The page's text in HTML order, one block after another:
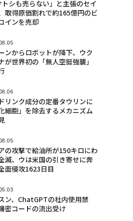
トシも売らない」と主張のセイ
取得原価割れで約165億円のビ
インを売却
ンからロボットが降下、ウク
が世界初の「無人空挺強襲」
リンク成分の定番タウリンに
化細胞」を除去するメカニズム
の攻撃で給油所が150キロにわ
滅、ウは米国の引き寄せに奔
侵攻1623日目
ン、ChatGPTの社内使用禁
コードの流出受け